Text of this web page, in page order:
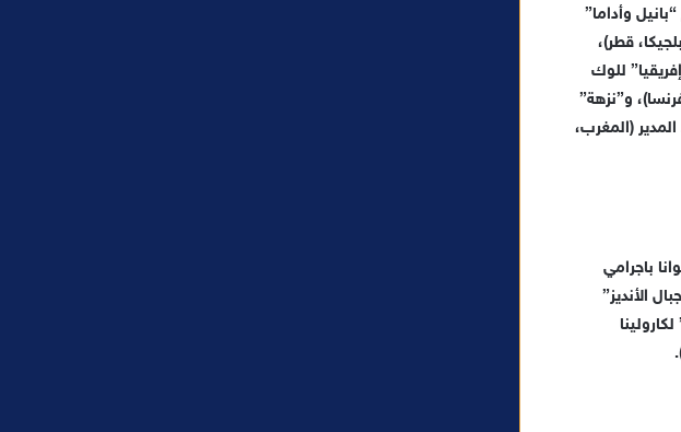
بأفلام “بانيل وأداما”
قطر)،
للوك
و”نزهة”
(المغرب،
باجرامي
الأنديز”